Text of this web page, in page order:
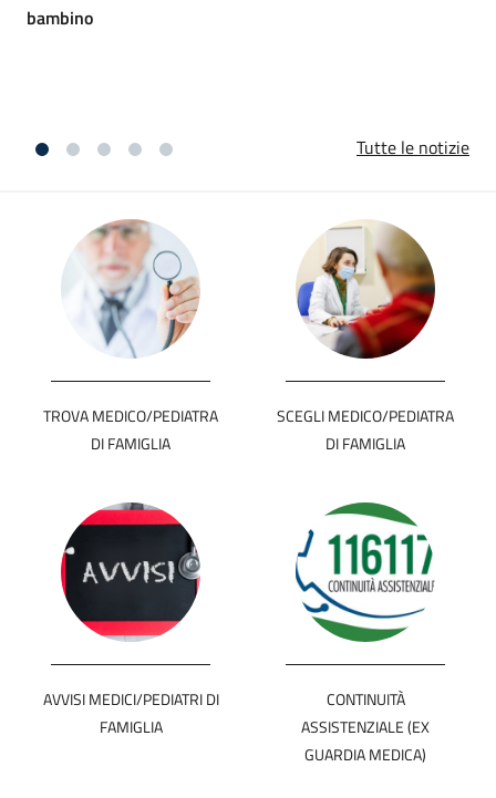
Tutte le notizie
TROVA MEDICO/PEDIATRA
DI FAMIGLIA
SCEGLI MEDICO/PEDIATRA
DI FAMIGLIA
AVVISI MEDICI/PEDIATRI DI
FAMIGLIA
CONTINUITÀ
ASSISTENZIALE (EX
GUARDIA MEDICA)